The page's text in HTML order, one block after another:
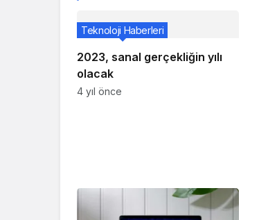
2023, sanal gerçekliğin yılı
olacak
Teknoloji Haberleri
4 yıl önce